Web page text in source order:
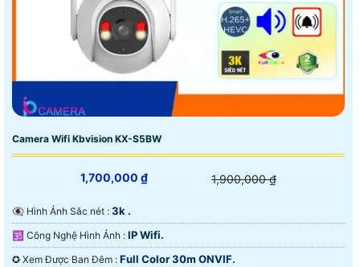
Camera Wifi Kbvision KX-S5BW
1,700,000 ₫ 1,900,000 ₫
👁️‍🗨 Hình Ảnh Sắc nét : 3k .
🕉️ Công Nghệ Hình Ảnh : IP Wifi.
✪ Xem Được Ban Đêm : Full Color 30m ONVIF.